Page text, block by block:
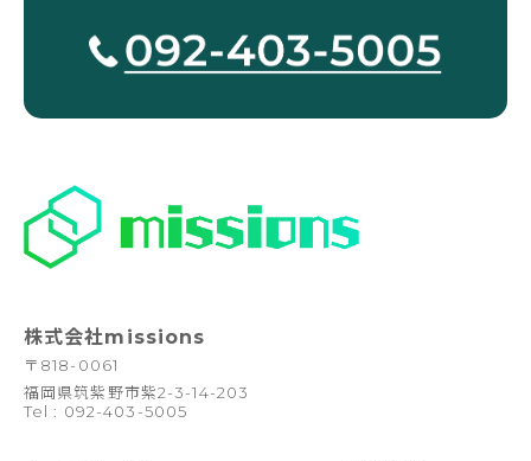
株式会社missions
〒 818-0061
福岡県筑紫野市紫2-3-14-203
Tel : 092-403-5005